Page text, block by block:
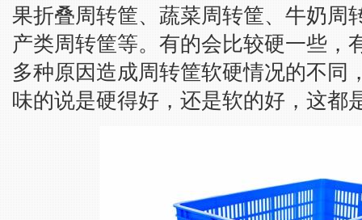
果折叠周转筐、蔬菜周转筐、牛奶周
产类周转筐等。有的会比较硬一些，
多种原因造成周转筐软硬情况的不同
味的说是硬得好，还是软的好，这都